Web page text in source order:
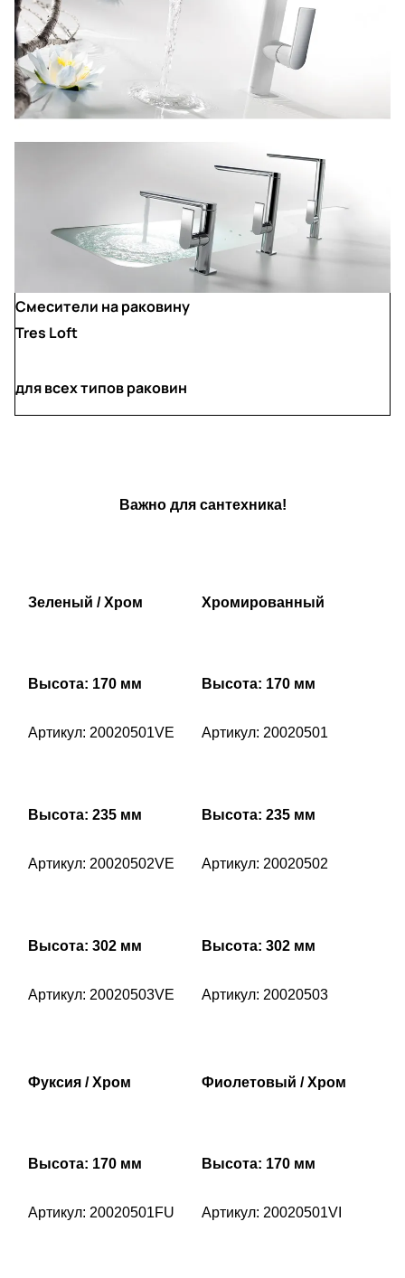
Смесители на раковину
Tres Loft
для всех типов раковин
Важно для сантехника!
Зеленый / Хром
Высота: 170 мм
Артикул: 20020501VE
Высота: 235 мм
Артикул: 20020502VE
Высота: 302 мм
Артикул: 20020503VE
Хромированный
Высота: 170 мм
Артикул: 20020501
Высота: 235 мм
Артикул: 20020502
Высота: 302 мм
Артикул: 20020503
Фуксия / Хром
Высота: 170 мм
Артикул: 20020501FU
Фиолетовый / Хром
Высота: 170 мм
Артикул: 20020501VI